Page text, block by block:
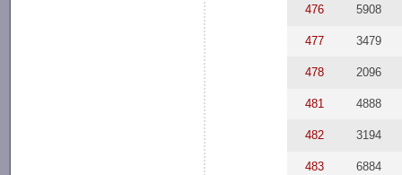
476 5908
477 3479
478 2096
481 4888
482 3194
483 6884